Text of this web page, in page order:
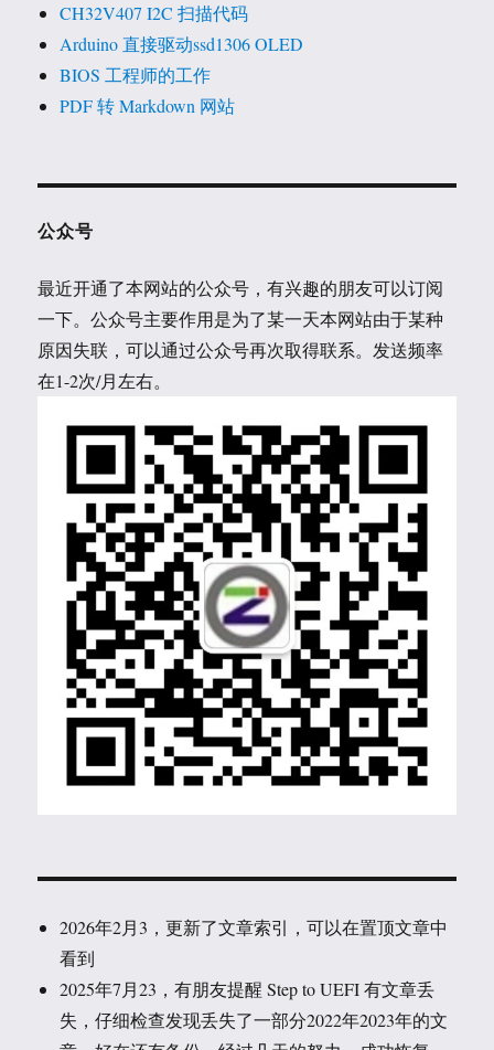
CH32V407 I2C 扫描代码
Arduino 直接驱动ssd1306 OLED
BIOS 工程师的工作
PDF 转 Markdown 网站
公众号
最近开通了本网站的公众号，有兴趣的朋友可以订阅
一下。公众号主要作用是为了某一天本网站由于某种
原因失联，可以通过公众号再次取得联系。发送频率
在1-2次/月左右。
2026年2月3，更新了文章索引，可以在置顶文章中
看到
2025年7月23，有朋友提醒 Step to UEFI 有文章丢
失，仔细检查发现丢失了一部分2022年2023年的文